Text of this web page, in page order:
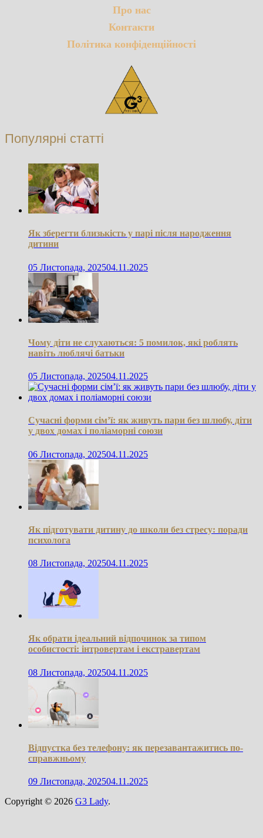
Про нас
Контакти
Політика конфіденційності
Популярні статті
Як зберегти близькість у парі після народження
дитини
05 Листопада, 202504.11.2025
Чому діти не слухаються: 5 помилок, які роблять
навіть люблячі батьки
05 Листопада, 202504.11.2025
Сучасні форми сім’ї: як живуть пари без шлюбу, діти
у двох домах і поліаморні союзи
06 Листопада, 202504.11.2025
Як підготувати дитину до школи без стресу: поради
психолога
08 Листопада, 202504.11.2025
Як обрати ідеальний відпочинок за типом
особистості: інтровертам і екстравертам
08 Листопада, 202504.11.2025
Відпустка без телефону: як перезавантажитись по-
справжньому
09 Листопада, 202504.11.2025
Copyright © 2026 G3 Lady.